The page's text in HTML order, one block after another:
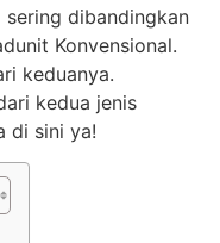
sering dibandingkan
Konvensional.
keduanya.
kedua jenis
di sini ya!